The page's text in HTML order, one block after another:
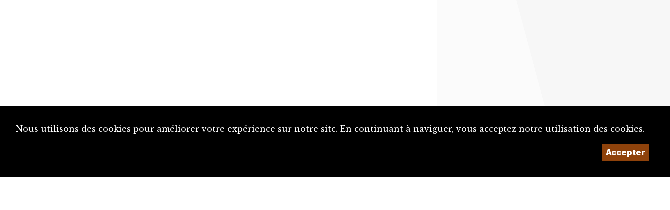
Nous utilisons des cookies pour améliorer votre expérience sur notre site. En continuant à naviguer, vous acceptez notre utilisation des cookies.
Accepter